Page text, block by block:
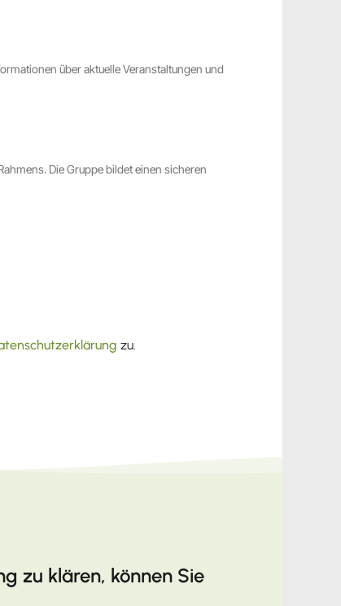
über aktuelle Veranstaltungen und
Die Gruppe bildet einen sicheren
zu.
zu klären, können Sie